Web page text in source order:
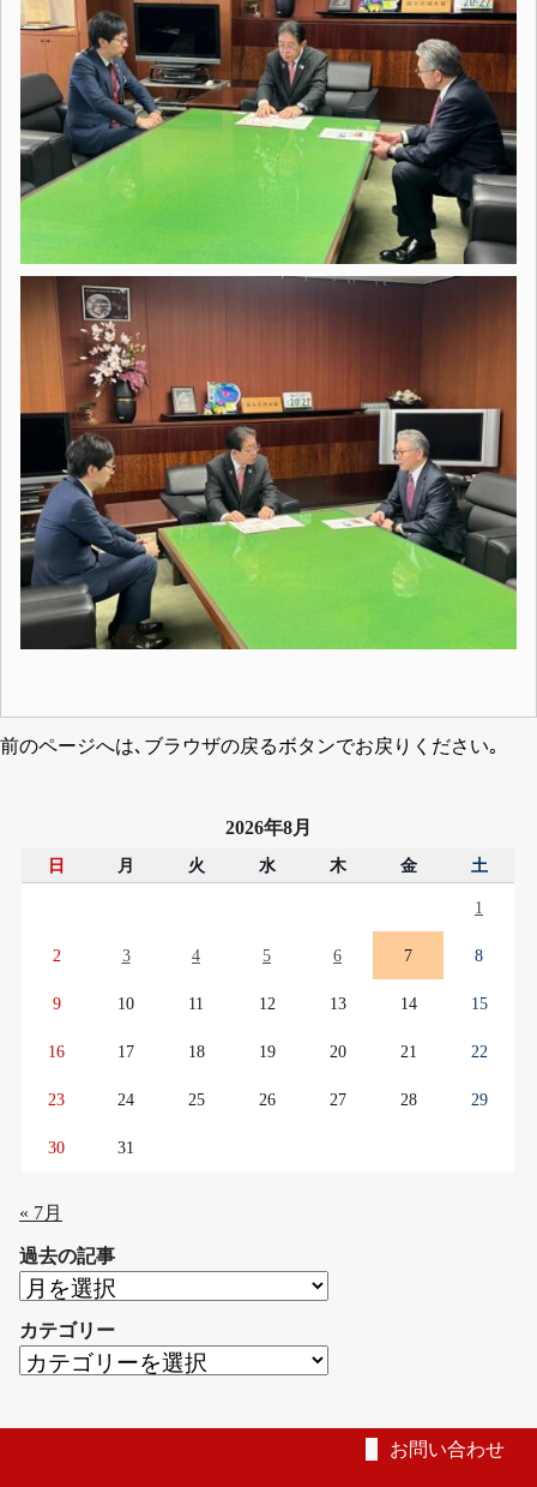
前のページへは､ブラウザの戻るボタンでお戻りください｡
2026年8月
日 月 火 水 木 金 土
1
2 3 4 5 6 7 8
9 10 11 12 13 14 15
16 17 18 19 20 21 22
23 24 25 26 27 28 29
30 31
« 7月
過去の記事
過
の
記
カテゴリー
カ
お問い合わせ